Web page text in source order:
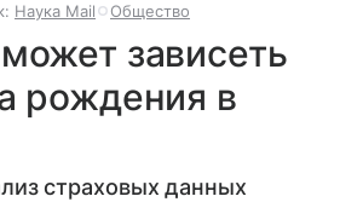
Наука Mail Общество
зависеть
рождения в
страховых данных